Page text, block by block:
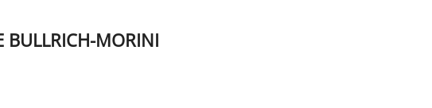
BULLRICH-MORINI